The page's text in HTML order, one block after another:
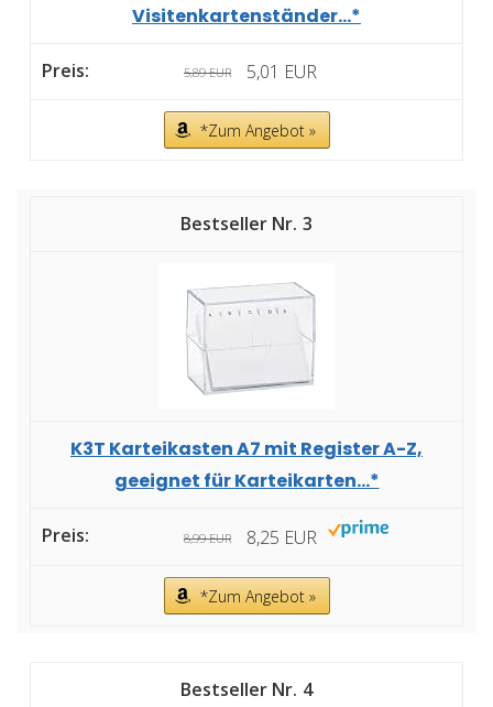
Visitenkartenständer...*
5,89 EUR 5,01 EUR
*Zum Angebot »
3
K3T Karteikasten A7 mit Register A-Z,
geeignet für Karteikarten...*
8,99 EUR 8,25 EUR
*Zum Angebot »
4